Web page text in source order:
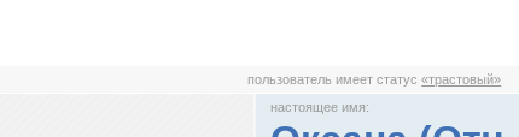
пользователь имеет статус«трастовый»
настоящее имя: